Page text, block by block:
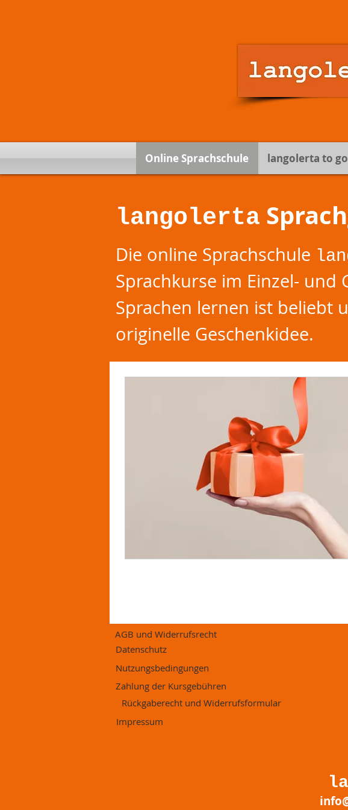
Online Sprachschule langolerta to go
langolerta
Die online Sprachschule
Sprachkurse im Einzel- und
Sprachen lernen ist beliebt
originelle Geschenkidee.
AGB und Widerrufsrecht
Datenschutz
Nutzungsbedingungen
Zahlung der Kursgebühren
Rückgaberecht und Widerrufsformular
Impressum